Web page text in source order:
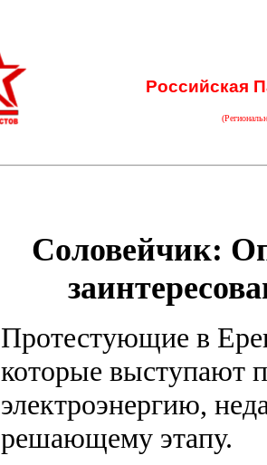
Российская
Соловейчик:
Протестующие в
которые выступают
электроэнергию,
решающему этапу.